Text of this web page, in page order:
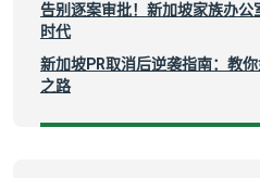
告别逐案审批！新加坡家族办公
时代
新加坡PR取消后逆袭指南：教
之路